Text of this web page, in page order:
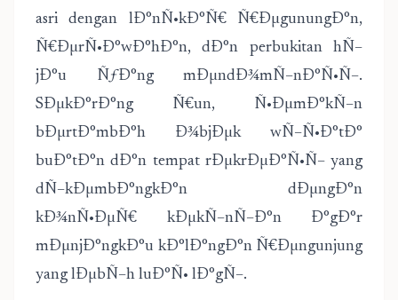
asri dengan lÐ°nÑ•kÐ°Ñ€ Ñ€ÐµgunungÐ°n,
Ñ€ÐµrÑ•Ð°wÐ°hÐ°n, dÐ°n perbukitan hÑ–
jÐ°u ÑƒÐ°ng mÐµndÐ¾mÑ–nÐ°Ñ•Ñ–.
SÐµkÐ°rÐ°ng Ñ€un, Ñ•ÐµmÐ°kÑ–n
bÐµrtÐ°mbÐ°h Ð¾bjÐµk wÑ–Ñ•Ð°tÐ°
buÐ°tÐ°n dÐ°n tempat rÐµkrÐµÐ°Ñ•Ñ– yang
dÑ–kÐµmbÐ°ngkÐ°n dÐµngÐ°n
kÐ¾nÑ•ÐµÑ€ kÐµkÑ–nÑ–Ð°n Ð°gÐ°r
mÐµnjÐ°ngkÐ°u kÐ°lÐ°ngÐ°n Ñ€Ðµngunjung
yang lÐµbÑ–h luÐ°Ñ• lÐ°gÑ–.